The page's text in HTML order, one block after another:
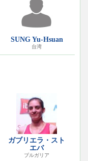
SUNG Yu-Hsuan
台湾
ガブリエラ・スト
エバ
ブルガリア